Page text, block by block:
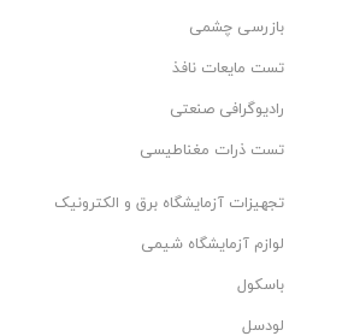
بازرسی چشمی
تست مایعات نافذ
رادیوگرافی صنعتی
تست ذرات مغناطیسی
تجهیزات آزمایشگاه برق و الکترونیک
لوازم آزمایشگاه شیمی
باسکول
لودسل